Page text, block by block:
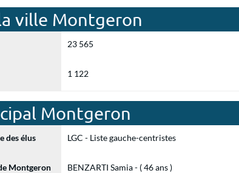
ville Montgeron
23 565
1 122
Montgeron
des élus LGC - Liste gauche-centristes
Montgeron
BENZARTI Samia - ( 46 ans )